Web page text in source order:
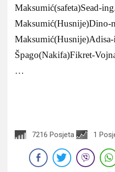
Maksumić(safeta)Sead-
Maksumić(Husnije)Dino-
Špago(Nakifa)Fikret-
…
7216 Posjeta 1